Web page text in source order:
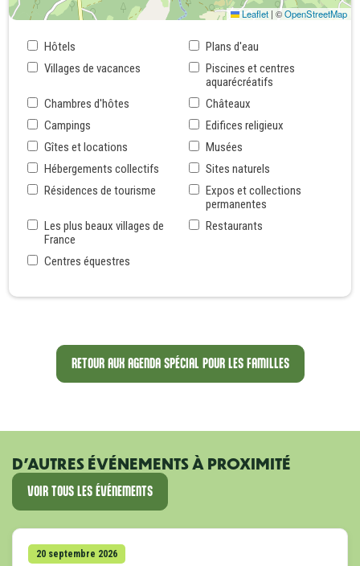
Leaflet | ©OpenStreetMap
Hôtels
Plans d'eau
Villages de vacances
Piscines et centres
aquarécréatifs
Chambres d'hôtes
Châteaux
Campings
Edifices religieux
Gîtes et locations
Musées
Hébergements collectifs
Sites naturels
Résidences de tourisme
Expos et collections
permanentes
Les plus beaux villages de
France
Restaurants
Centres équestres
RETOUR AUX AGENDA SPÉCIAL POUR LES FAMILLES
D'AUTRES ÉVÉNEMENTS À PROXIMITÉ
VOIR TOUS LES ÉVÉNEMENTS
20 septembre 2026